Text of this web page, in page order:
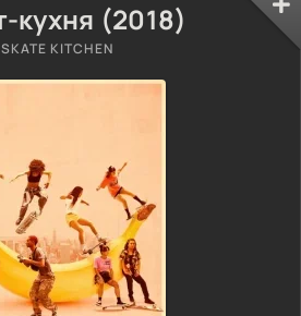
кухня (2018)
SKATE KITCHEN